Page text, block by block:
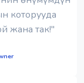
которууда
жана так!"